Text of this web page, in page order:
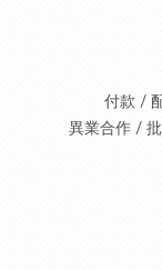
付款 /
異業合作 /